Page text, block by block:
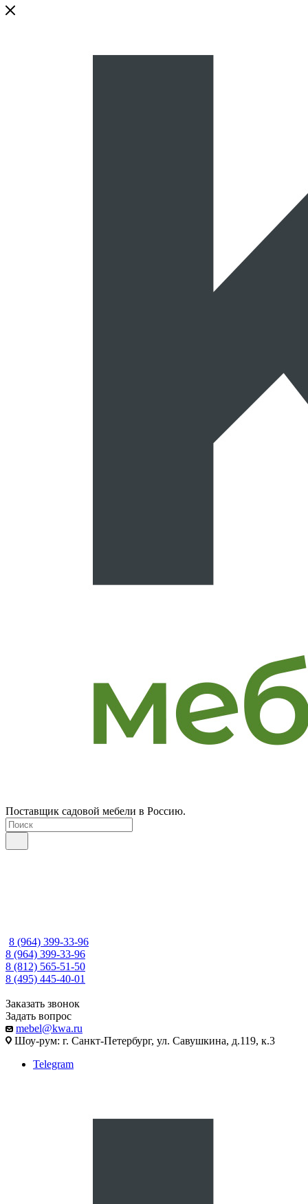
Поставщик садовой мебели в Россию.
8 (964) 399-33-96
8 (964) 399-33-96
8 (812) 565-51-50
8 (495) 445-40-01
Заказать звонок
Задать вопрос
mebel@kwa.ru
Шоу-рум: г. Санкт-Петербург, ул. Савушкина, д.119, к.3
Telegram